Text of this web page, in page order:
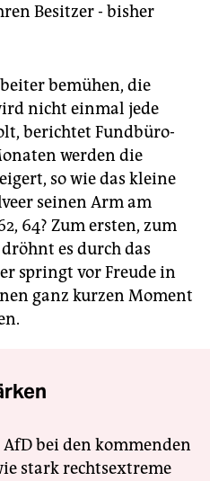
Besitzer - bisher
bemühen, die
nicht einmal jede
berichtet Fundbüro-
werden die
so wie das kleine
seinen Arm am
64? Zum ersten, zum
es durch das
springt vor Freude in
ganz kurzen Moment
bei den kommenden
stark rechtsextreme